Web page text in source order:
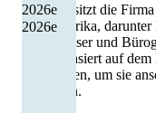
2026e
2026e
Heute besitzt die
Nordamerika,
Lagerhäuser und
Kimco basiert auf
Immobilien, um sie
vermieten.